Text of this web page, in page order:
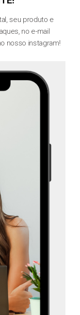
seu produto e
no e-mail
nosso instagram!